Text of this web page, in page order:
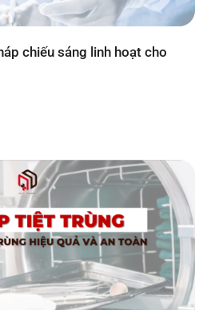
chiếu sáng linh hoạt cho